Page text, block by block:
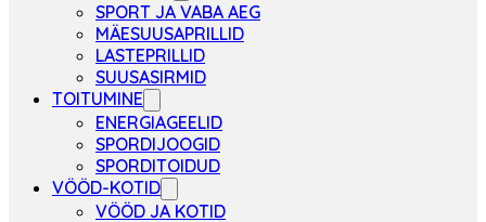
SPORT JA VABA AEG
MÄESUUSAPRILLID
LASTEPRILLID
SUUSASIRMID
TOITUMINE
ENERGIAGEELID
SPORDIJOOGID
SPORDITOIDUD
VÖÖD-KOTID
VÖÖD JA KOTID